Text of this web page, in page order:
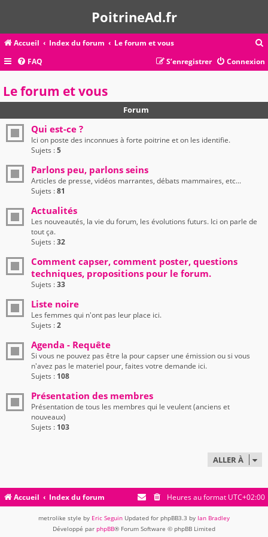
PoitrineAd.fr
Accueil Index du forum Le forum et vous
c
e
r
FAQ Connexion
S’enregistrer
Le forum et vous
Forum
Qui est-ce ?
Ici on poste des inconnues à forte poitrine et on les identifie.
Sujets :5
Parlons peu, parlons seins
Articles de presse, vidéos marrantes, débats mammaires, etc...
Sujets :81
Actualités
Les nouveautés, la vie du forum, les évolutions futurs. Ici on parle de
tout ça.
Sujets :32
Comment capser, comment poster, questions
techniques, propositions pour le forum.
Sujets :33
Liste noire
Les femmes qui n'ont pas leur place ici.
Sujets :2
Agenda - Requête
Si vous ne pouvez pas être la pour capser une émission ou si vous
n'avez pas le materiel pour, faites votre demande ici.
Sujets : 108
Présentation des membres
Présentation de tous les membres qui le veulent (anciens et
nouveaux)
Sujets : 103
ALLER À
Accueil Index du forum Heures au format UTC+02:00
metrolike style by Eric Seguin Updated for phpBB3.3 by Ian Bradley
Développé par phpBB® Forum Software © phpBB Limited